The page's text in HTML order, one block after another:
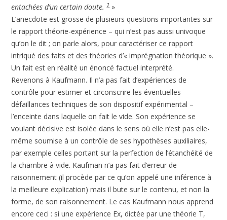
entachées d’un certain doute.1 »
L’anecdote est grosse de plusieurs questions importantes sur
le rapport théorie-expérience – qui n’est pas aussi univoque
qu’on le dit ; on parle alors, pour caractériser ce rapport
intriqué des faits et des théories d’« imprégnation théorique ».
Un fait est en réalité un énoncé factuel interprété.
Revenons à Kaufmann. Il n’a pas fait d’expériences de
contrôle pour estimer et circonscrire les éventuelles
défaillances techniques de son dispositif expérimental –
l’enceinte dans laquelle on fait le vide. Son expérience se
voulant décisive est isolée dans le sens où elle n’est pas elle-
même soumise à un contrôle de ses hypothèses auxiliaires,
par exemple celles portant sur la perfection de l’étanchéité de
la chambre à vide. Kaufman n’a pas fait d’erreur de
raisonnement (il procède par ce qu’on appelé une inférence à
la meilleure explication) mais il bute sur le contenu, et non la
forme, de son raisonnement. Le cas Kaufmann nous apprend
encore ceci : si une expérience Ex, dictée par une théorie T,